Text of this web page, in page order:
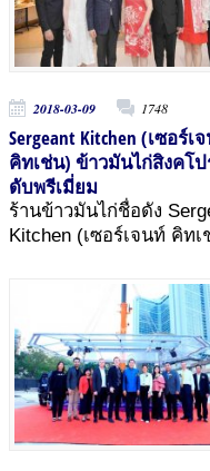
2018-03-09 1748
Sergeant Kitchen (เซอร์เ
คิทเช่น) ข้าวมันไก่สิงคโป
ดับพรีเมี่ยม
ร้านข้าวมันไก่ชื่อดัง
Kitchen (เซอร์เจนท์ คิทเ